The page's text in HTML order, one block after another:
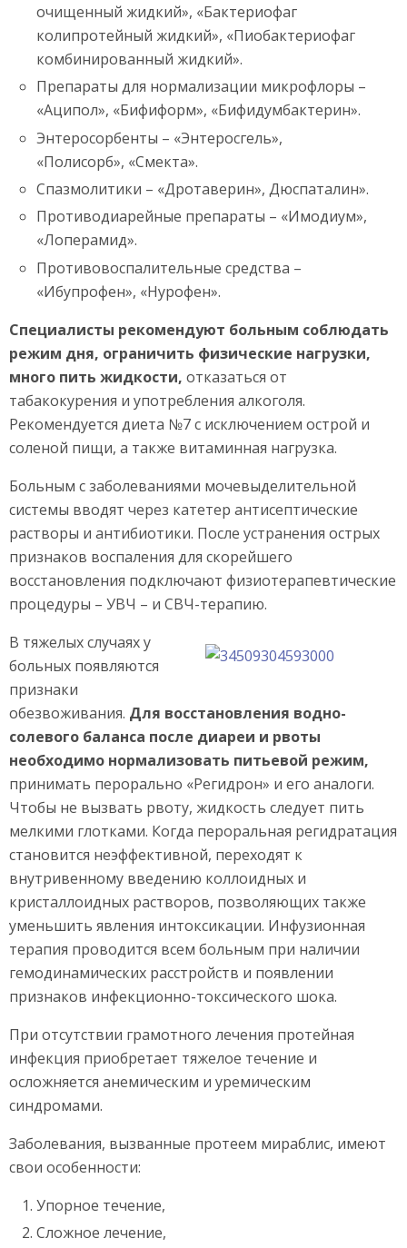
очищенный жидкий», «Бактериофаг
колипротейный жидкий», «Пиобактериофаг
комбинированный жидкий».
Препараты для нормализации микрофлоры –
«Аципол», «Бифиформ», «Бифидумбактерин».
Энтеросорбенты – «Энтеросгель»,
«Полисорб», «Смекта».
Спазмолитики – «Дротаверин», Дюспаталин».
Противодиарейные препараты – «Имодиум»,
«Лоперамид».
Противовоспалительные средства –
«Ибупрофен», «Нурофен».
Специалисты рекомендуют больным соблюдать
режим дня, ограничить физические нагрузки,
много пить жидкости, отказаться от
табакокурения и употребления алкоголя.
Рекомендуется диета №7 с исключением острой и
соленой пищи, а также витаминная нагрузка.
Больным с заболеваниями мочевыделительной
системы вводят через катетер антисептические
растворы и антибиотики. После устранения острых
признаков воспаления для скорейшего
восстановления подключают физиотерапевтические
процедуры – УВЧ – и СВЧ-терапию.
В тяжелых случаях у
больных появляются
признаки
обезвоживания. Для восстановления водно-
солевого баланса после диареи и рвоты
необходимо нормализовать питьевой режим,
принимать перорально «Регидрон» и его аналоги.
Чтобы не вызвать рвоту, жидкость следует пить
мелкими глотками. Когда пероральная регидратация
становится неэффективной, переходят к
внутривенному введению коллоидных и
кристаллоидных растворов, позволяющих также
уменьшить явления интоксикации. Инфузионная
терапия проводится всем больным при наличии
гемодинамических расстройств и появлении
признаков инфекционно-токсического шока.
При отсутствии грамотного лечения протейная
инфекция приобретает тяжелое течение и
осложняется анемическим и уремическим
синдромами.
Заболевания, вызванные протеем мираблис, имеют
свои особенности:
Упорное течение,
Сложное лечение,